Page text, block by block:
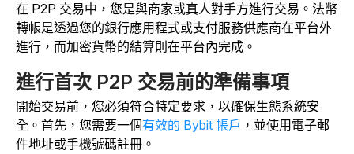
在 P2P 交易中，您是與商家或真人對手方進行交易。法幣
轉帳是透過您的銀行應用程式或支付服務供應商在平台外
進行，而加密貨幣的結算則在平台內完成。
進行首次 P2P 交易前的準備事項
開始交易前，您必須符合特定要求，以確保生態系統安
全。首先，您需要一個有效的 Bybit 帳戶 ，並使用電子郵
件地址或手機號碼註冊。